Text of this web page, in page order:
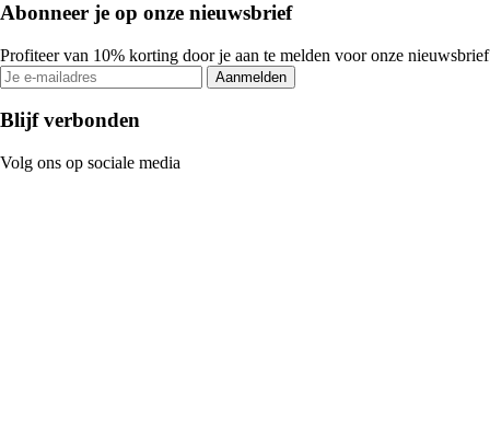
Abonneer je op onze nieuwsbrief
Profiteer van 10% korting door je aan te melden voor onze nieuwsbrief
Aanmelden
Blijf verbonden
Volg ons op sociale media